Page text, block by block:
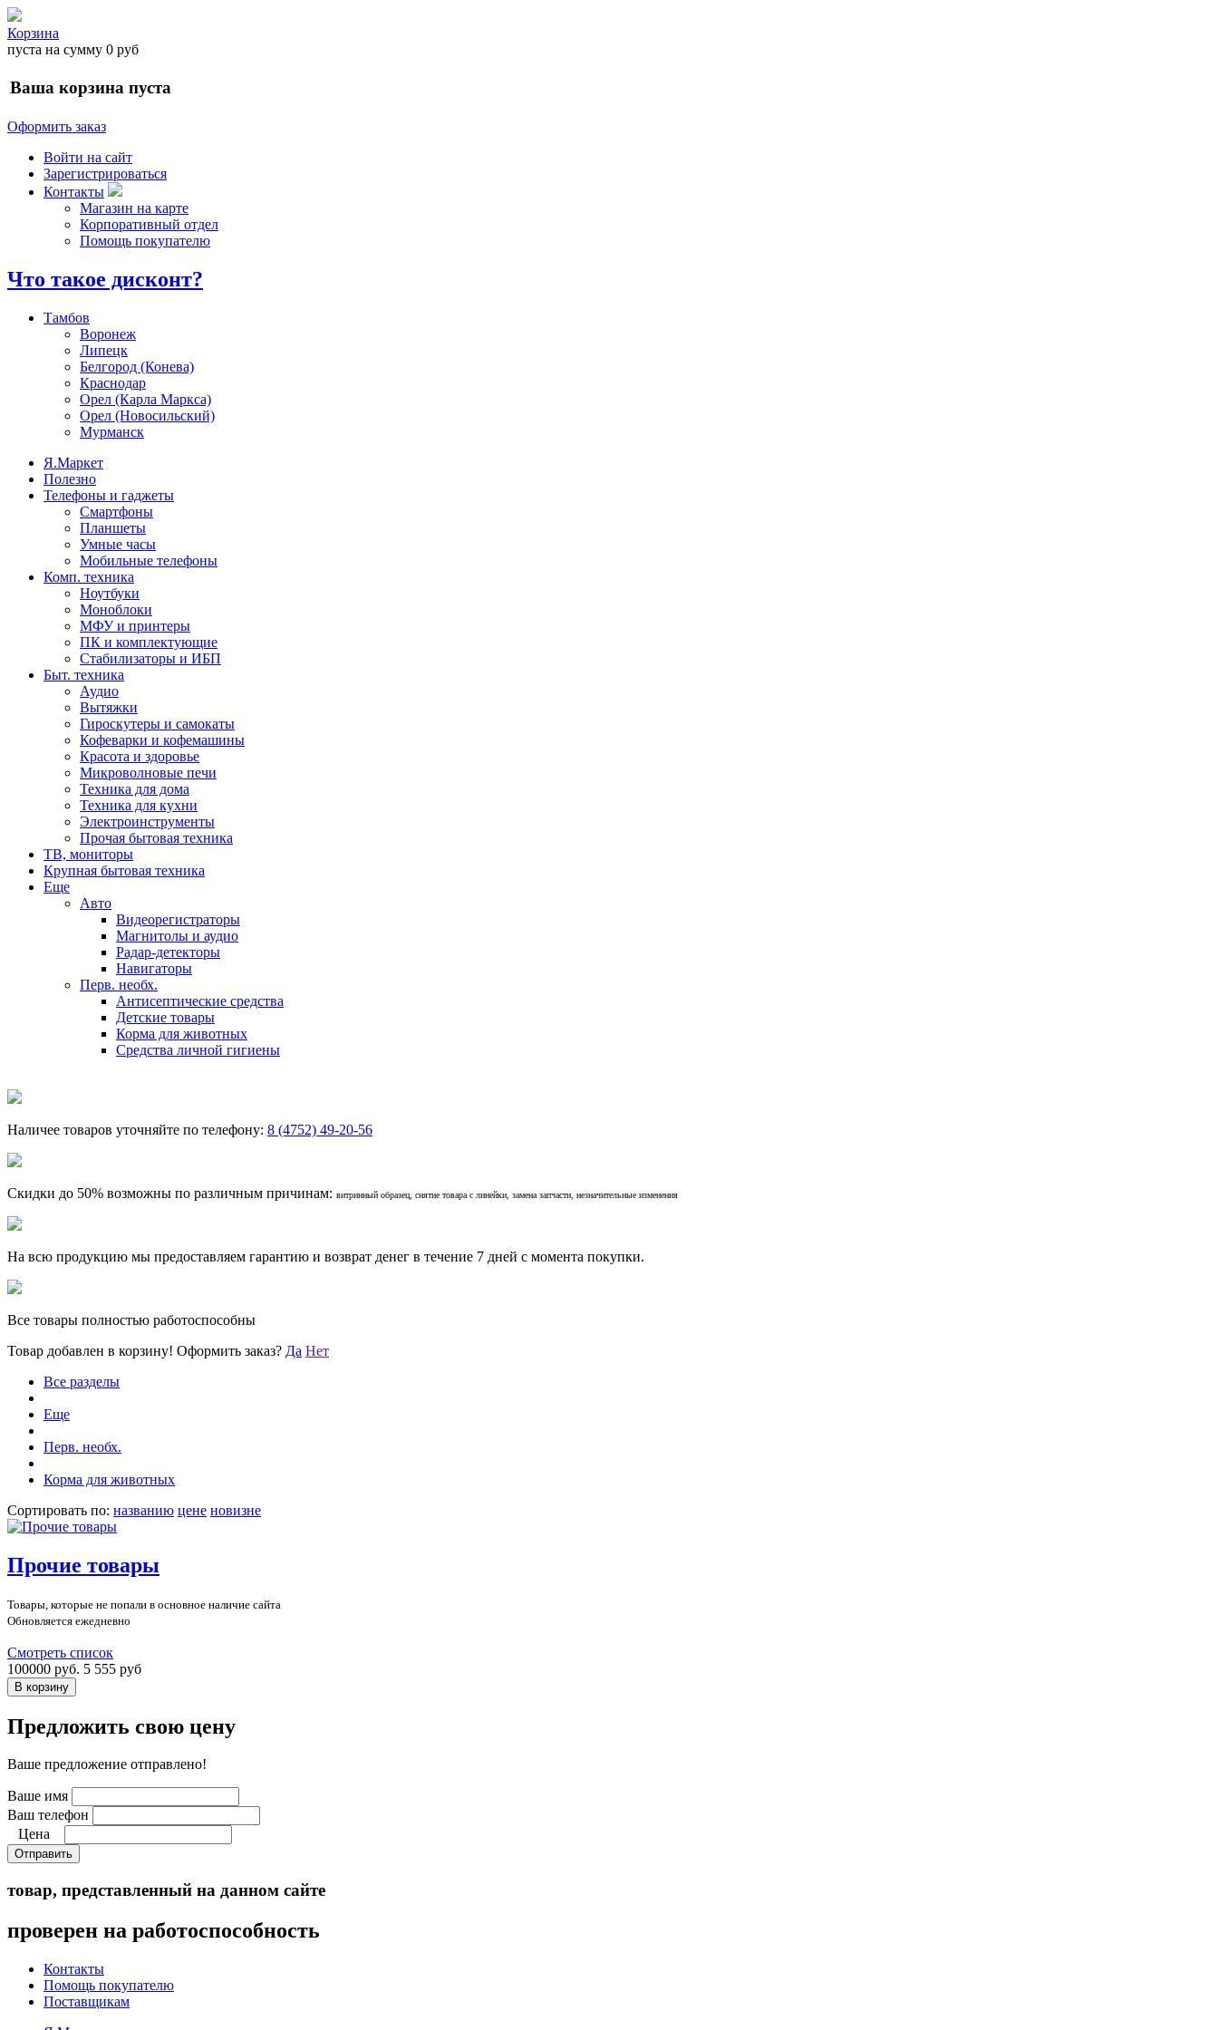
Корзина
пуста на сумму 0 руб
Ваша корзина пуста
Оформить заказ
Войти на сайт
Зарегистрироваться
Контакты
Магазин на карте
Корпоративный отдел
Помощь покупателю
Что такое дисконт?
Тамбов
Воронеж
Липецк
Белгород (Конева)
Краснодар
Орел (Карла Маркса)
Орел (Новосильский)
Мурманск
Я.Маркет
Полезно
Телефоны и гаджеты
Смартфоны
Планшеты
Умные часы
Мобильные телефоны
Комп. техника
Ноутбуки
Моноблоки
МФУ и принтеры
ПК и комплектующие
Стабилизаторы и ИБП
Быт. техника
Аудио
Вытяжки
Гироскутеры и самокаты
Кофеварки и кофемашины
Красота и здоровье
Микроволновые печи
Техника для дома
Техника для кухни
Электроинструменты
Прочая бытовая техника
ТВ, мониторы
Крупная бытовая техника
Еще
Авто
Видеорегистраторы
Магнитолы и аудио
Радар-детекторы
Навигаторы
Перв. необх.
Антисептические средства
Детские товары
Корма для животных
Средства личной гигиены
Наличее товаров уточняйте по телефону: 8 (4752) 49-20-56
Скидки до 50% возможны по различным причинам: витринный образец, снятие товара с линейки, замена запчасти, незначительные изменения
На всю продукцию мы предоставляем гарантию и возврат денег в течение 7 дней с момента покупки.
Все товары полностью работоспособны
Товар добавлен в корзину! Оформить заказ? Да Нет
Все разделы
Еще
Перв. необх.
Корма для животных
Сортировать по: названию цене новизне
Прочие товары
Товары, которые не попали в основное наличие сайта
Обновляется ежедневно
Смотреть список
100000 руб. 5 555 руб
Предложить свою цену
Ваше предложение отправлено!
Ваше имя
Ваш телефон
Цена
Отправить
товар, представленный на данном сайте
проверен на работоспособность
Контакты
Помощь покупателю
Поставщикам